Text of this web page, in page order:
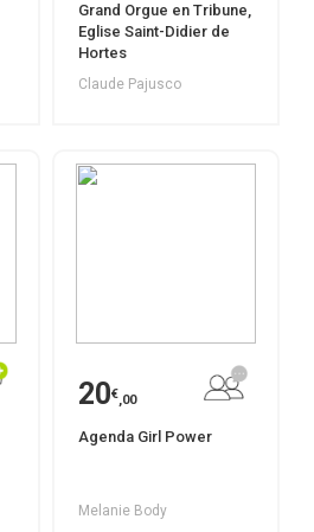
Grand Orgue en Tribune,
Eglise Saint-Didier de
Hortes
Claude Pajusco
20€,00
Agenda Girl Power
Melanie Body